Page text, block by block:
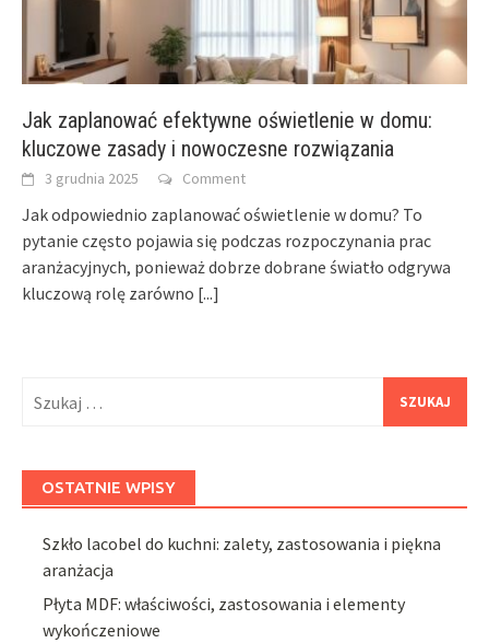
Jak zaplanować efektywne oświetlenie w domu:
kluczowe zasady i nowoczesne rozwiązania
3 grudnia 2025 Comment
Jak odpowiednio zaplanować oświetlenie w domu? To
pytanie często pojawia się podczas rozpoczynania prac
aranżacyjnych, ponieważ dobrze dobrane światło odgrywa
kluczową rolę zarówno [...]
OSTATNIE WPISY
Szkło lacobel do kuchni: zalety, zastosowania i piękna
aranżacja
Płyta MDF: właściwości, zastosowania i elementy
wykończeniowe